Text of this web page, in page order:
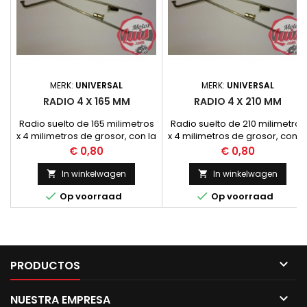
MERK: UNIVERSAL
RADIO 4 X 165 MM
Radio suelto de 165 milimetros
x 4 milimetros de grosor, con la
cabecilla a 90 grados
Prijs
€ 0,80
 In winkelwagen
 Op voorraad
MERK: UNIVERSAL
RADIO 4 X 210 MM
Radio suelto de 210 milimetros
x 4 milimetros de grosor, con la
cabecilla a 90 grados
Prijs
€ 0,80
 In winkelwagen
 Op voorraad
PRODUCTOS 
NUESTRA EMPRESA 